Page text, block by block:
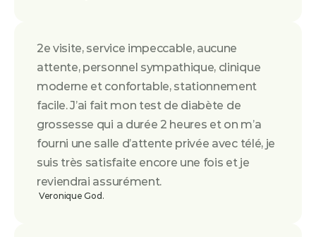
2e visite, service impeccable, aucune
attente, personnel sympathique, clinique
moderne et confortable, stationnement
facile. J’ai fait mon test de diabète de
grossesse qui a durée 2 heures et on m’a
fourni une salle d’attente privée avec télé, je
suis très satisfaite encore une fois et je
reviendrai assurément.
Veronique God.